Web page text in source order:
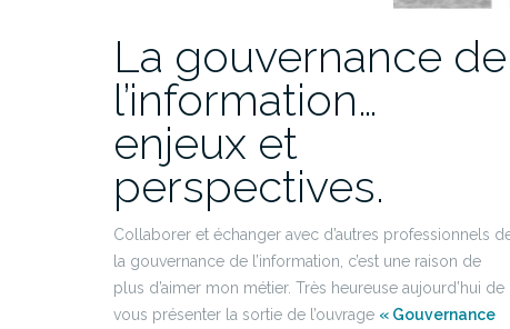
La gouvernance de
l’information…
enjeux et
perspectives.
Collaborer et échanger avec d’autres professionnels
la gouvernance de l’information, c’est une raison de
plus d’aimer mon métier. Très heureuse aujourd’hui de
vous présenter la sortie de l’ouvrage « Gouvernance